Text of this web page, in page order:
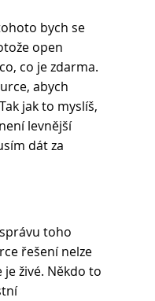
bych se
open
co je zdarma.
abych
jak to myslíš,
levnější
dát za
toho
řešení nelze
živé. Někdo to